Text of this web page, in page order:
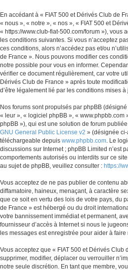
En accédant à « FIAT 500 et Dérivés Club de
« nous », « notre », « nos », « FIAT 500 et
« https://www.club-fiat-500.com/forum »), vous
les conditions suivantes. Si vous n’acceptez
ces conditions, alors n’accédez pas et/ou
de France ». Nous pouvons modifier ces
notre possible pour vous en informer.
vérifier ce document régulièrement, car votre
Dérivés Club de France » après toute
d’être légalement lié par les conditions mises
Nos forums sont propulsés par phpBB
« leur », « logiciel phpBB », « www.phpbb.com
phpBB »), qui est une solution de forum
GNU General Public License v2 » (désignée
téléchargeable depuis www.phpbb.com. Le
discussions sur Internet ; phpBB Limited n’est
comportements autorisés ou interdits sur ce
au sujet de phpBB, veuillez consulter : https://
Vous acceptez de ne pas publier de contenu
diffamatoire, haineux, menaçant, à caractère
que ce soit en vertu des lois de votre pays, du
de France » est hébergé ou du droit
votre bannissement immédiat et permanent,
fournisseur d’accès à Internet si nous le
les messages est enregistrée pour aider à
Vous acceptez que « FIAT 500 et Dérivés Club
supprimer, modifier, déplacer ou verrouiller
notre seule discrétion. En tant que membre,